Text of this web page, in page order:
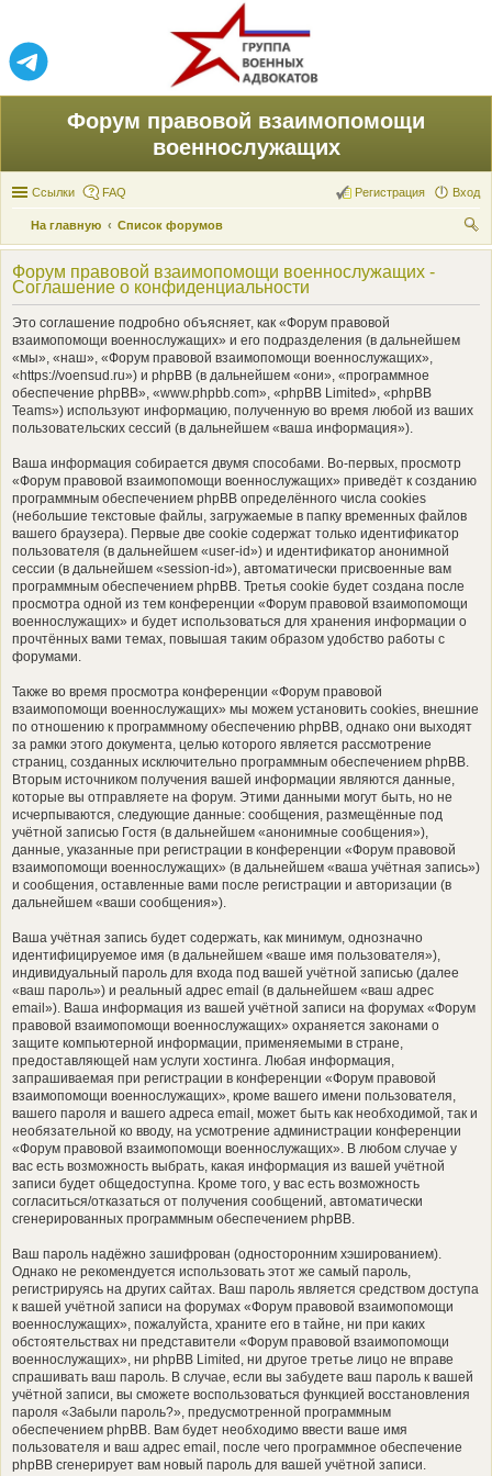
Форум правовой взаимопомощи
военнослужащих
Ссылки FAQ Вход
Регистрация
На главную
Список форумов
ои
Форум правовой взаимопомощи военнослужащих -
Соглашение о конфиденциальности
Это соглашение подробно объясняет, как «Форум правовой
взаимопомощи военнослужащих» и его подразделения (в дальнейшем
«мы», «наш», «Форум правовой взаимопомощи военнослужащих»,
«https://voensud.ru») и phpBB (в дальнейшем «они», «программное
обеспечение phpBB», «www.phpbb.com», «phpBB Limited», «phpBB
Teams») используют информацию, полученную во время любой из ваших
пользовательских сессий (в дальнейшем «ваша информация»).
Ваша информация собирается двумя способами. Во-первых, просмотр
«Форум правовой взаимопомощи военнослужащих» приведёт к созданию
программным обеспечением phpBB определённого числа cookies
(небольшие текстовые файлы, загружаемые в папку временных файлов
вашего браузера). Первые две cookie содержат только идентификатор
пользователя (в дальнейшем «user-id») и идентификатор анонимной
сессии (в дальнейшем «session-id»), автоматически присвоенные вам
программным обеспечением phpBB. Третья cookie будет создана после
просмотра одной из тем конференции «Форум правовой взаимопомощи
военнослужащих» и будет использоваться для хранения информации о
прочтённых вами темах, повышая таким образом удобство работы с
форумами.
Также во время просмотра конференции «Форум правовой
взаимопомощи военнослужащих» мы можем установить cookies, внешние
по отношению к программному обеспечению phpBB, однако они выходят
за рамки этого документа, целью которого является рассмотрение
страниц, созданных исключительно программным обеспечением phpBB.
Вторым источником получения вашей информации являются данные,
которые вы отправляете на форум. Этими данными могут быть, но не
исчерпываются, следующие данные: сообщения, размещённые под
учётной записью Гостя (в дальнейшем «анонимные сообщения»),
данные, указанные при регистрации в конференции «Форум правовой
взаимопомощи военнослужащих» (в дальнейшем «ваша учётная запись»)
и сообщения, оставленные вами после регистрации и авторизации (в
дальнейшем «ваши сообщения»).
Ваша учётная запись будет содержать, как минимум, однозначно
идентифицируемое имя (в дальнейшем «ваше имя пользователя»),
индивидуальный пароль для входа под вашей учётной записью (далее
«ваш пароль») и реальный адрес email (в дальнейшем «ваш адрес
email»). Ваша информация из вашей учётной записи на форумах «Форум
правовой взаимопомощи военнослужащих» охраняется законами о
защите компьютерной информации, применяемыми в стране,
предоставляющей нам услуги хостинга. Любая информация,
запрашиваемая при регистрации в конференции «Форум правовой
взаимопомощи военнослужащих», кроме вашего имени пользователя,
вашего пароля и вашего адреса email, может быть как необходимой, так и
необязательной ко вводу, на усмотрение администрации конференции
«Форум правовой взаимопомощи военнослужащих». В любом случае у
вас есть возможность выбрать, какая информация из вашей учётной
записи будет общедоступна. Кроме того, у вас есть возможность
согласиться/отказаться от получения сообщений, автоматически
сгенерированных программным обеспечением phpBB.
Ваш пароль надёжно зашифрован (односторонним хэшированием).
Однако не рекомендуется использовать этот же самый пароль,
регистрируясь на других сайтах. Ваш пароль является средством доступа
к вашей учётной записи на форумах «Форум правовой взаимопомощи
военнослужащих», пожалуйста, храните его в тайне, ни при каких
обстоятельствах ни представители «Форум правовой взаимопомощи
военнослужащих», ни phpBB Limited, ни другое третье лицо не вправе
спрашивать ваш пароль. В случае, если вы забудете ваш пароль к вашей
учётной записи, вы сможете воспользоваться функцией восстановления
пароля «Забыли пароль?», предусмотренной программным
обеспечением phpBB. Вам будет необходимо ввести ваше имя
пользователя и ваш адрес email, после чего программное обеспечение
phpBB сгенерирует вам новый пароль для вашей учётной записи.